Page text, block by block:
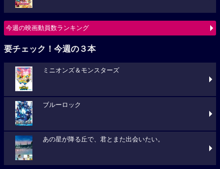
今週の映画動員数ランキング
要チェック！今週の３本
ミニオンズ＆モンスターズ
ブルーロック
あの星が降る丘で、君とまた出会いたい。